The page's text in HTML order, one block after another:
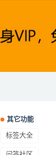
其它功能
标签大全